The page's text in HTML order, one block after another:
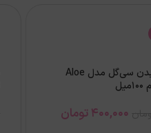
کرم موبر بدن سی‌گل مدل Aloe
400,000تومان